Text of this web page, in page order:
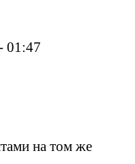
01:47
на том же